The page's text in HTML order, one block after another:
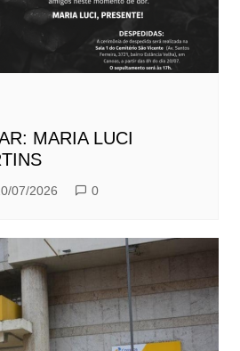
MARIA LUCI
07/2026 0